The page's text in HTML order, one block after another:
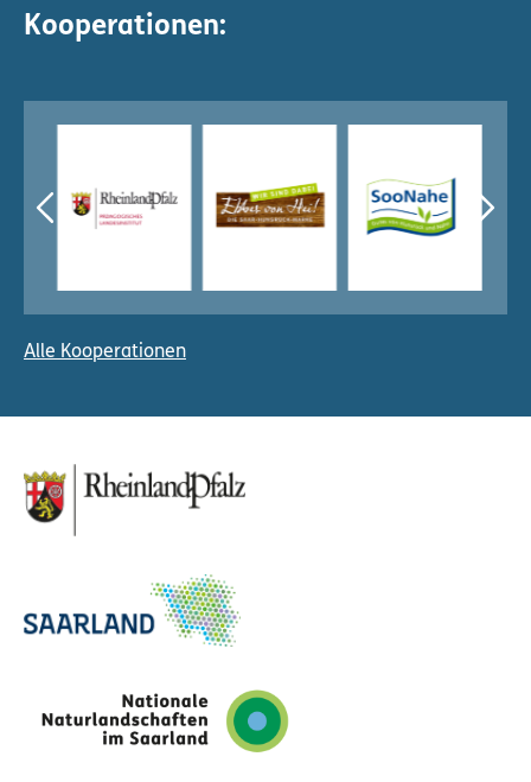
Kooperationen:
Alle Kooperationen